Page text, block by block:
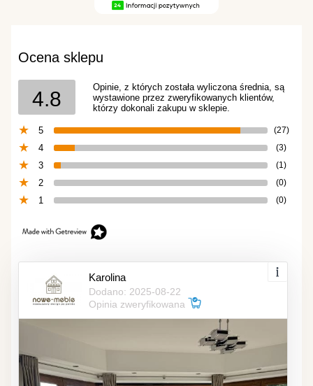
Ocena sklepu
4.8
Opinie, z których została wyliczona średnia, są
wystawione przez zweryfikowanych klientów,
którzy dokonali zakupu w sklepie.
5 (27)
4 (3)
3 (1)
2 (0)
1 (0)
Karolina
Dodano: 2025-08-22
Opinia zweryfikowana